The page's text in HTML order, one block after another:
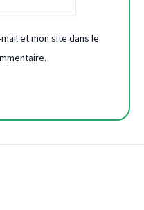
et mon site dans le